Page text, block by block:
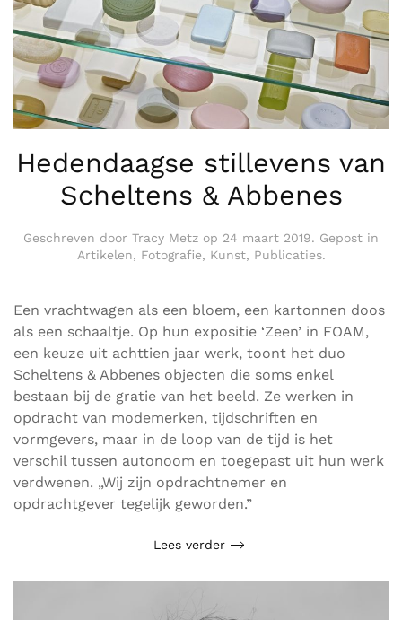
Hedendaagse stillevens van
Scheltens & Abbenes
Geschreven door Tracy Metz op 24 maart 2019. Gepost in
Artikelen, Fotografie, Kunst, Publicaties.
Een vrachtwagen als een bloem, een kartonnen doos
als een schaaltje. Op hun expositie ‘Zeen’ in FOAM,
een keuze uit achttien jaar werk, toont het duo
Scheltens & Abbenes objecten die soms enkel
bestaan bij de gratie van het beeld. Ze werken in
opdracht van modemerken, tijdschriften en
vormgevers, maar in de loop van de tijd is het
verschil tussen autonoom en toegepast uit hun werk
verdwenen. „Wij zijn opdrachtnemer en
opdrachtgever tegelijk geworden.”
Lees verder